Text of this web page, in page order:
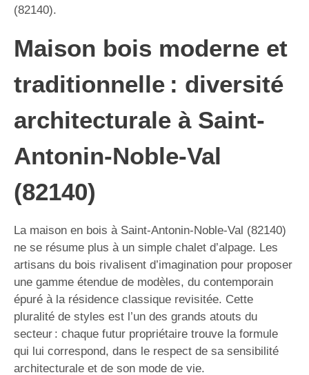
(82140).
Maison bois moderne et
traditionnelle : diversité
architecturale à Saint-
Antonin-Noble-Val
(82140)
La maison en bois à Saint-Antonin-Noble-Val (82140)
ne se résume plus à un simple chalet d’alpage. Les
artisans du bois rivalisent d’imagination pour proposer
une gamme étendue de modèles, du contemporain
épuré à la résidence classique revisitée. Cette
pluralité de styles est l’un des grands atouts du
secteur : chaque futur propriétaire trouve la formule
qui lui correspond, dans le respect de sa sensibilité
architecturale et de son mode de vie.